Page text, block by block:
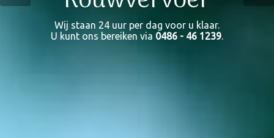
Wij staan 24 uur per dag voor u klaar.
U kunt ons bereiken via 0486 - 46 1239.
volgauto’s.
zoals professionele (studenten)dragers.